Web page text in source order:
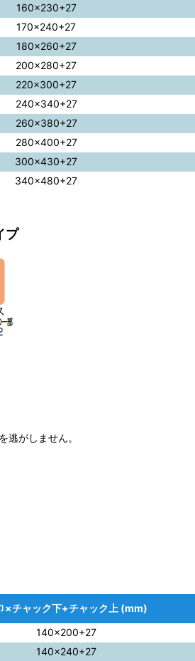
160×230+27
170×240+27
180×260+27
200×280+27
220×300+27
240×340+27
260×380+27
280×400+27
300×430+27
340×480+27
プ
逃がしません。
×チャック下+チャック上 (mm)
140×200+27
140×240+27